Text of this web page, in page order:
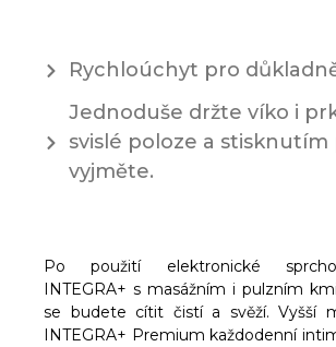
Rychloúchyt pro
Jednoduše držte víko i
svislé poloze a stisknutím
vyjměte.
Po použití elektronické
INTEGRA+ s masážním i pulzním
se budete cítit čistí a svěží. Vyšší
INTEGRA+ Premium každodenní